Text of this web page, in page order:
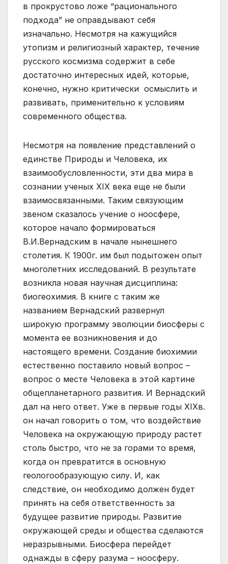
в прокрустово ложе “рационального
подхода” не оправдывают себя
изначально. Несмотря на кажущийся
утопизм и религиозный характер, течение
русского космизма содержит в себе
достаточно интересных идей, которые,
конечно, нужно критически осмыслить и
развивать, применительно к условиям
современного общества.
Несмотря на появление представлений о
единстве Природы и Человека, их
взаимообусловленности, эти два мира в
сознании ученых XIX века еще не были
взаимосвязанными. Таким связующим
звеном сказалось учение о ноосфере,
которое начало формироваться
В.И.Вернадским в начале нынешнего
столетия. К 1900г. им был подытожен опыт
многолетних исследований. В результате
возникла новая научная дисциплина:
биогеохимия. В книге с таким же
названием Вернадский развернул
широкую программу эволюции биосферы с
момента ее возникновения и до
настоящего времени. Создание биохимии
естественно поставило новый вопрос –
вопрос о месте Человека в этой картине
общепланетарного развития. И Вернадский
дал на него ответ. Уже в первые годы XIXв.
он начал говорить о том, что воздействие
Человека на окружающую природу растет
столь быстро, что не за горами то время,
когда он превратится в основную
геологообразующую силу. И, как
следствие, он необходимо должен будет
принять на себя ответственность за
будущее развитие природы. Развитие
окружающей среды и общества сделаются
неразрывными. Биосфера перейдет
однажды в сферу разума – ноосферу.